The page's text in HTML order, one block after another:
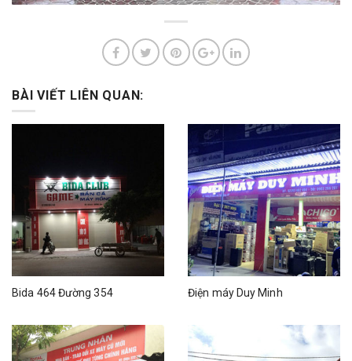
BÀI VIẾT LIÊN QUAN:
Bida 464 Đường 354 Điện máy Duy Minh